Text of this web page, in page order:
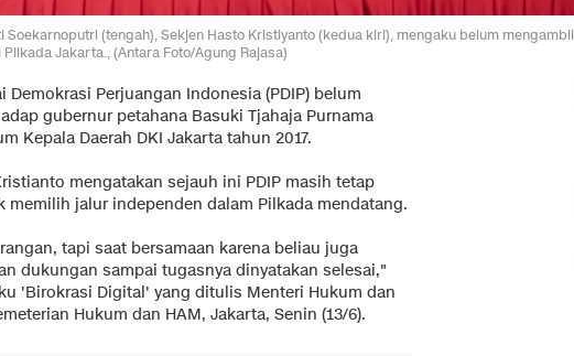
Soekarnoputri (tengah), Sekjen Hasto Kristiyanto (kedua kiri), mengaku belum mengambil
Jakarta., (Antara Foto/Agung Rajasa)
Demokrasi Perjuangan Indonesia (PDIP) belum
gubernur petahana Basuki Tjahaja Purnama
Kepala Daerah DKI Jakarta tahun 2017.
mengatakan sejauh ini PDIP masih tetap
jalur independen dalam Pilkada mendatang.
tapi saat bersamaan karena beliau juga
dukungan sampai tugasnya dinyatakan selesai,"
'Birokrasi Digital' yang ditulis Menteri Hukum dan
Hukum dan HAM, Jakarta, Senin (13/6).